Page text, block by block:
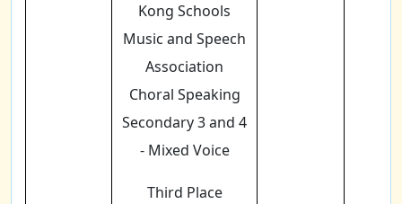
Kong Schools
Music and Speech
Association
Choral Speaking
Secondary 3 and 4
- Mixed Voice
Third Place